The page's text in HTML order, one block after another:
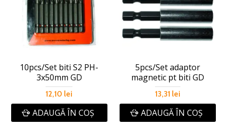
10pcs/Set biti S2 PH-
3x50mm GD
12,10 lei
ADAUGĂ ÎN COŞ
5pcs/Set adaptor
magnetic pt biti GD
13,31 lei
ADAUGĂ ÎN COŞ